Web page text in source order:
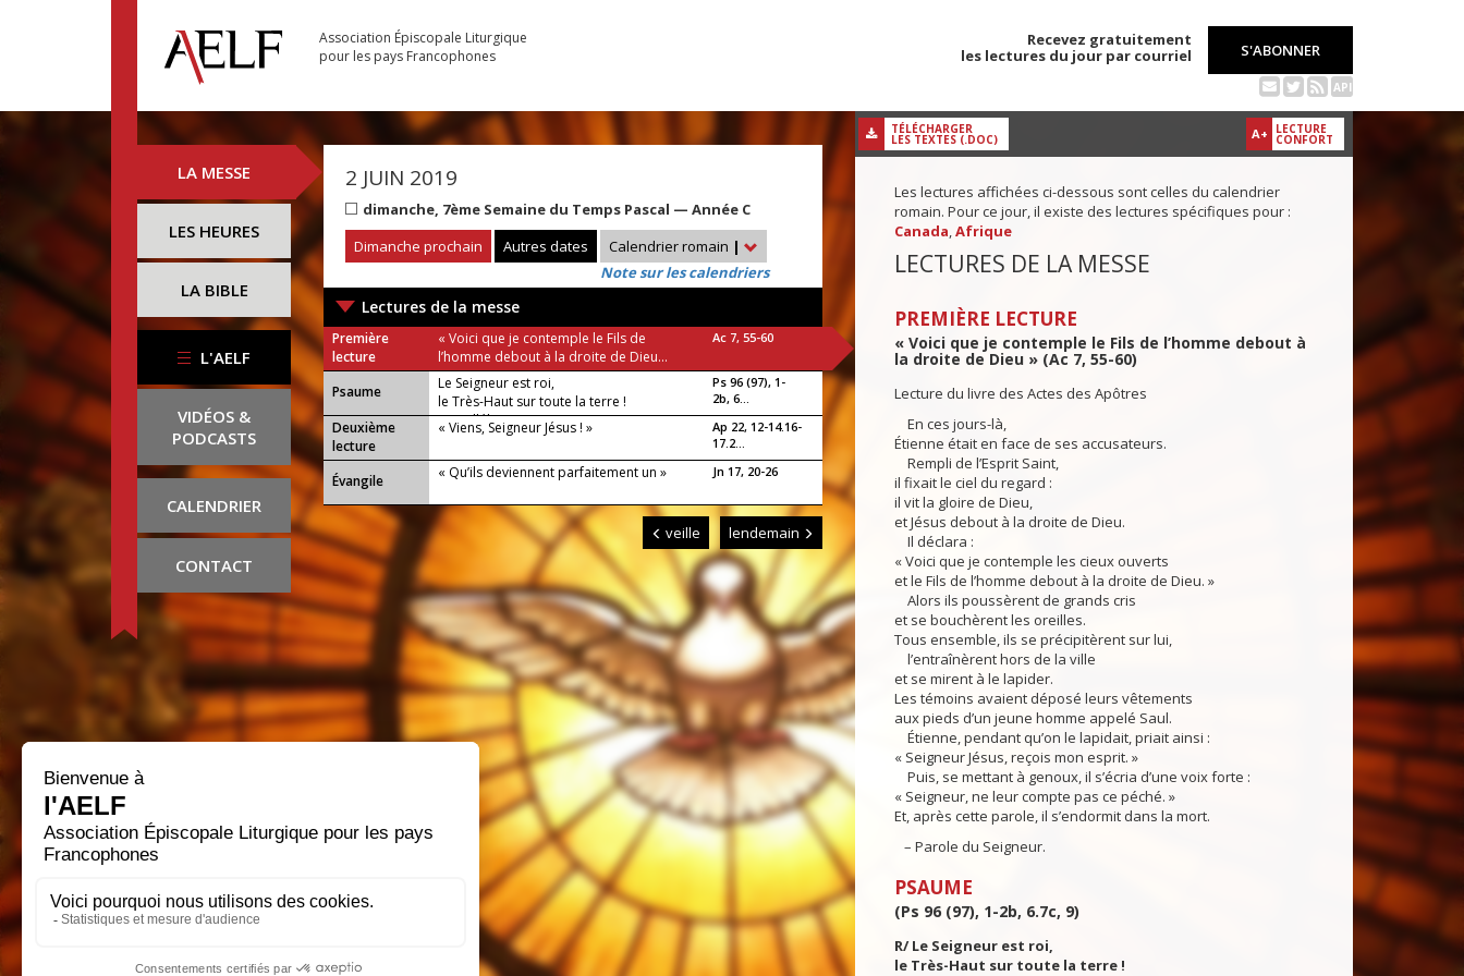
Association Épiscopale Liturgique
pour les pays Francophones
Recevez gratuitement
les lectures du jour par courriel
S'ABONNER
API
LA MESSE
LES HEURES
LA BIBLE
L'AELF
VIDÉOS &
PODCASTS
CALENDRIER
CONTACT
2 JUIN 2019
dimanche, 7ème Semaine du Temps Pascal — Année C
Dimanche prochain
Autres dates Calendrier romain |
Note sur les calendriers
Lectures de la messe
Première
lecture
« Voici que je contemple le Fils de
l’homme debout à la droite de Dieu...
Ac 7, 55-60
Psaume
Le Seigneur est roi,
le Très-Haut sur toute la terre !
ou : Alléluia !
Ps 96 (97), 1-
2b, 6...
Deuxième
lecture
« Viens, Seigneur Jésus ! »
Ap 22, 12-14.16-
17.2...
Évangile « Qu’ils deviennent parfaitement un » Jn 17, 20-26
veille lendemain
A+ LECTURE
CONFORT
TÉLÉCHARGER
LES TEXTES (.DOC)
Les lectures affichées ci-dessous sont celles du calendrier
romain. Pour ce jour, il existe des lectures spécifiques pour :
Canada,Afrique
LECTURES DE LA MESSE
PREMIÈRE LECTURE
« Voici que je contemple le Fils de l’homme debout à
la droite de Dieu » (Ac 7, 55-60)
Lecture du livre des Actes des Apôtres
En ces jours-là,
Étienne était en face de ses accusateurs.
Rempli de l’Esprit Saint,
il fixait le ciel du regard :
il vit la gloire de Dieu,
et Jésus debout à la droite de Dieu.
Il déclara :
« Voici que je contemple les cieux ouverts
et le Fils de l’homme debout à la droite de Dieu. »
Alors ils poussèrent de grands cris
et se bouchèrent les oreilles.
Tous ensemble, ils se précipitèrent sur lui,
l’entraînèrent hors de la ville
et se mirent à le lapider.
Les témoins avaient déposé leurs vêtements
aux pieds d’un jeune homme appelé Saul.
Étienne, pendant qu’on le lapidait, priait ainsi :
« Seigneur Jésus, reçois mon esprit. »
Puis, se mettant à genoux, il s’écria d’une voix forte :
« Seigneur, ne leur compte pas ce péché. »
Et, après cette parole, il s’endormit dans la mort.
– Parole du Seigneur.
PSAUME
(Ps 96 (97), 1-2b, 6.7c, 9)
R/ Le Seigneur est roi,
le Très-Haut sur toute la terre !